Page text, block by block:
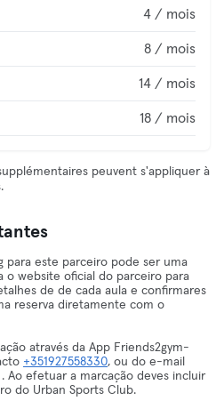
4 / mois
8 / mois
14 / mois
18 / mois
peuvent s'appliquer à
para este parceiro pode ser uma
o website oficial do parceiro para
de de cada aula e confirmares
reserva diretamente com o
através da App Friends2gym-
+351927558330, ou do e-mail
. Ao efetuar a marcação deves incluir
do Urban Sports Club.